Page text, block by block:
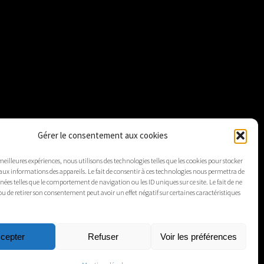
Gérer le consentement aux cookies
expériences, nous utilisons des technologies telles que les cookies pour stocker
informations des appareils. Le fait de consentir à ces technologies nous permettra de
telles que le comportement de navigation ou les ID uniques sur ce site. Le fait de ne
de retirer son consentement peut avoir un effet négatif sur certaines caractéristiques
Refuser Voir les préférences